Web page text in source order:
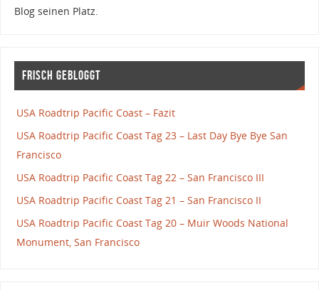
Blog seinen Platz.
Frisch gebloggt
USA Roadtrip Pacific Coast – Fazit
USA Roadtrip Pacific Coast Tag 23 – Last Day Bye Bye San
Francisco
USA Roadtrip Pacific Coast Tag 22 – San Francisco III
USA Roadtrip Pacific Coast Tag 21 – San Francisco II
USA Roadtrip Pacific Coast Tag 20 – Muir Woods National
Monument, San Francisco